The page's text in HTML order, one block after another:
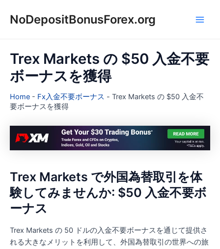
NoDepositBonusForex.org
Trex Markets の $50 入金不要
ボーナスを獲得
Home - Fx入金不要ボーナス - Trex Markets の $50 入金不
要ボーナスを獲得
Trex Markets で外国為替取引を体
験してみませんか: $50 入金不要ボ
ーナス
Trex Markets の 50 ドルの入金不要ボーナスを通じて提供さ
れる大きなメリットを利用して、外国為替取引の世界への旅